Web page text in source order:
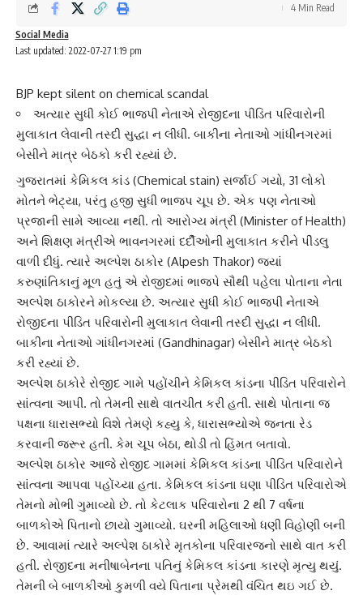
Last updated: 2022-07-27 1:19 pm
Social Media
4 Min Read
BJP kept silent on chemical scandal
અત્યાર સુધી કોઈ ભાજપી નેતાએ રોજીદના પીડિત પરિવારોની
મુલાકાત લેવાની તસ્દી સુદ્ધા ન લીધી. બાકીના નેતાઓ ગાંધીનગરમાં
બેસીને માત્ર બેઠકો કરી રહ્યાં છે.
ગુજરાતમાં કેમિકલ કાંડ (Chemical stain) સર્જાઈ ગયો, 31 લોકો
મોતને ભેટ્યા, પરંતુ હજી સુધી ભાજપ ચૂપ છે. એક પણ નેતાઓ
પ્રજાની સામે આવ્યા નથી. તો આરોગ્ય મંત્રી (Minister of Health)
અને શિક્ષણ મંત્રીએ ભાવનગરમાં દર્દીઓની મુલાકાત કરીને પીંડલુ
વાળી દીધું. ત્યારે અલ્પેશ ઠાકોર (Alpesh Thakor) જ્યાં
કરુણાંતિકાનું મૂળ હતું એ રોજીદમાં ભાજપે સૌથી પહેલા પોતાના નેતા
અલ્પેશ ઠાકોરને મોકલ્યા છે. અત્યાર સુધી કોઈ ભાજપી નેતાએ
રોજીદના પીડિત પરિવારોની મુલાકાત લેવાની તસ્દી સુદ્ધા ન લીધી.
બાકીના નેતાઓ ગાંધીનગરમાં (Gandhinagar) બેસીને માત્ર બેઠકો
કરી રહ્યાં છે.
અલ્પેશ ઠાકોરે રોજીદ ગામે પહોંચીને કેમિકલ કાંડના પીડિત પરિવારોને
સાંત્વના આપી. તો તેમની સાથે વાતચીત કરી હતી. સાથે પોતાના જ
પક્ષના ધારાસભ્યો વિશે તેમણે કહ્યુ કે, ધારાસભ્યોએ જનતા રેડ
કરવાની જરૂર હતી. કેમ ચૂપ બેઠા, થોડી તો હિંમત બતાવો.
અલ્પેશ ઠાકોર આજે રોજીદ ગામમાં કેમિકલ કાંડના પીડિત પરિવારોને
સાંત્વના આપવા પહોંચ્યા હતા. કેમિકલ કાંડના ઘણા પીડિત પરિવારોએ
તેમનો મોભી ગુમાવ્યો છે. તો કેટલાક પરિવારોના 2 થી 7 વર્ષના
બાળકોએ પિતાનો છાયો ગુમાવ્યો. ઘરની મહિલાઓ ધણી વિહોણી બની
છે. આવામાં ત્યારે અલ્પેશ ઠાકોરે મૃતકોના પરિવારજનો સાથે વાત કરી
હતી. રોજીદના મનીષાબેનના પતિનું કેમિકલ કાંડના કારણે મૃત્યુ થયું.
તેમની બે બાળકીઓ કુમળી વયે પિતાના પ્રેમથી વંચિત થઇ ગઈ છે.